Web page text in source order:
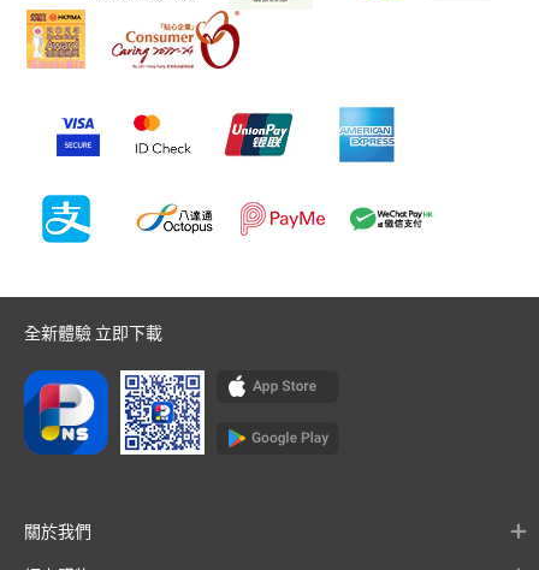
全新體驗 立即下載
關於我們